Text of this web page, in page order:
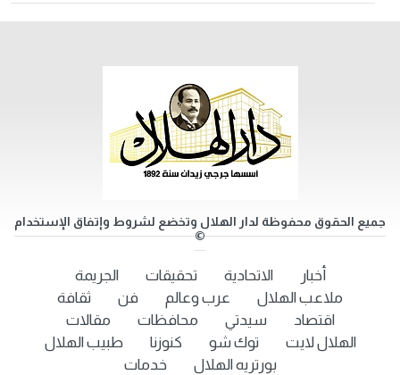
جميع الحقوق محفوظة لدار الهلال وتخضع لشروط وإتفاق الإستخدام
©
أخبار الاتحادية تحقيقات
الجريمة
ملاعب الهلال
عرب وعالم فن
ثقافة
اقتصاد
سيدتي محافظات
مقالات
الهلال لايت
توك شو كنوزنا
طبيب الهلال
بورتريه الهلال
خدمات